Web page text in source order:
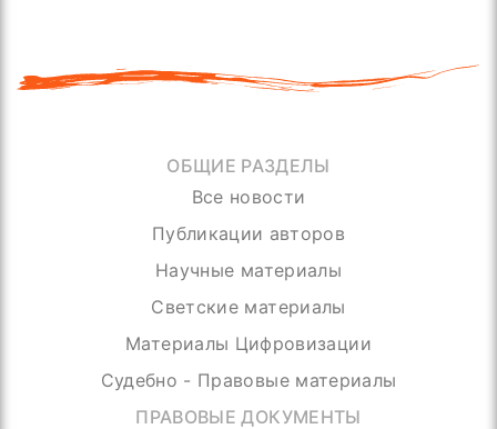
ОБЩИЕ РАЗДЕЛЫ
Все новости
Публикации авторов
Научные материалы
Светские материалы
Материалы Цифровизации
Судебно - Правовые материалы
ПРАВОВЫЕ ДОКУМЕНТЫ